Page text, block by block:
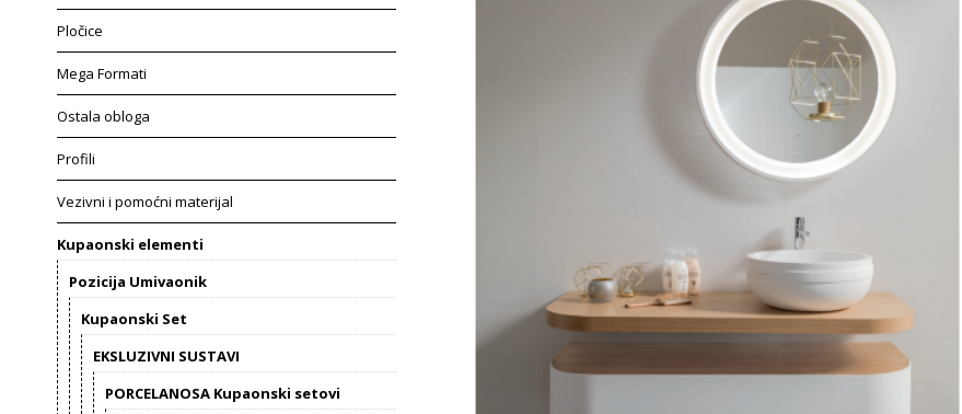
Pločice
Mega Formati
Ostala obloga
Profili
Vezivni i pomoćni materijal
Kupaonski elementi
Pozicija Umivaonik
Kupaonski Set
EKSLUZIVNI SUSTAVI
PORCELANOSA Kupaonski setovi